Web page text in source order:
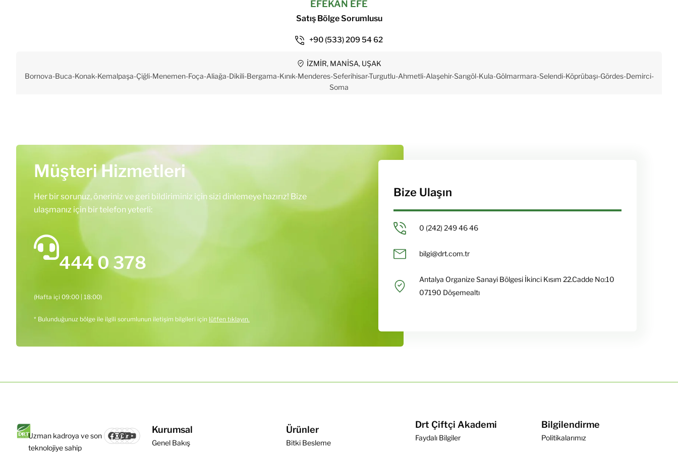
EFEKAN EFE
Satış Bölge Sorumlusu
+90 (533) 209 54 62
İZMİR, MANİSA, UŞAK
Bornova-Buca-Konak-Kemalpaşa-Çiğli-Menemen-Foça-Aliağa-Dikili-Bergama-Kınık-Menderes-Seferihisar-Turgutlu-Ahmetli-Alaşehir-Sarıgöl-Kula-Gölmarmara-Selendi-Köprübaşı-Gördes-Demirci-
Soma
Müşteri Hizmetleri
Her bir sorunuz, öneriniz ve geri bildiriminiz için sizi dinlemeye hazırız! Bize
ulaşmanız için bir telefon yeterli:
444 0 378
(Hafta içi 09:00 | 18:00)
* Bulunduğunuz bölge ile ilgili sorumlunun iletişim bilgileri için lütfen tıklayın.
Bize Ulaşın
0 (242) 249 46 46
bilgi@drt.com.tr
Antalya Organize Sanayi Bölgesi İkinci Kısım 22.Cadde No:10
07190 Döşemealtı
Uzman kadroya ve son
teknolojiye sahip
Kurumsal
Genel Bakış
Ürünler
Bitki Besleme
Drt Çiftçi Akademi
Faydalı Bilgiler
Bilgilendirme
Politikalarımız